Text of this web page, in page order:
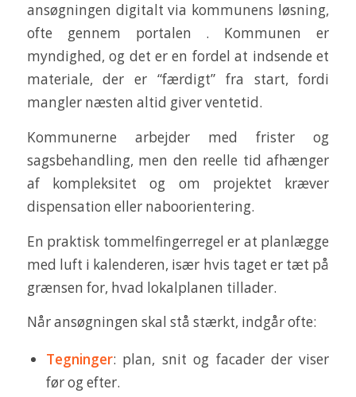
ansøgningen digitalt via kommunens løsning,
ofte gennem portalen . Kommunen er
myndighed, og det er en fordel at indsende et
materiale, der er “færdigt” fra start, fordi
mangler næsten altid giver ventetid.
Kommunerne arbejder med frister og
sagsbehandling, men den reelle tid afhænger
af kompleksitet og om projektet kræver
dispensation eller naboorientering.
En praktisk tommelfingerregel er at planlægge
med luft i kalenderen, især hvis taget er tæt på
grænsen for, hvad lokalplanen tillader.
Når ansøgningen skal stå stærkt, indgår ofte:
Tegninger: plan, snit og facader der viser
før og efter.